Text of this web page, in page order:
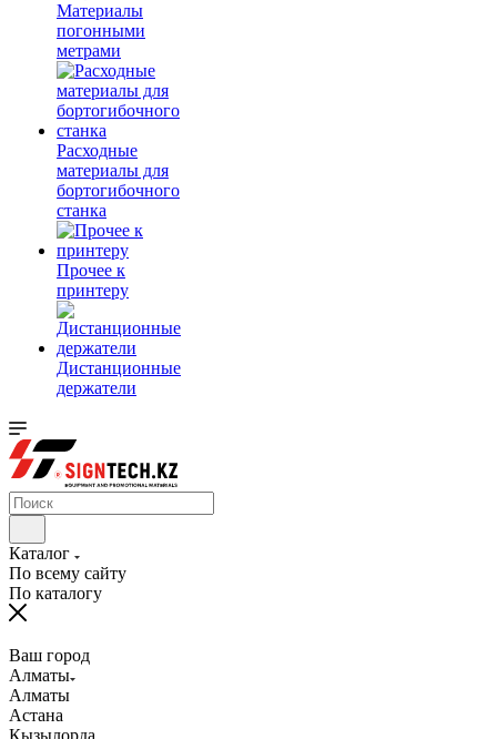
Материалы
погонными
метрами
Расходные
материалы для
бортогибочного
станка
Прочее к
принтеру
Дистанционные
держатели
Каталог
По всему сайту
По каталогу
Ваш город
Алматы
Алматы
Астана
Кызылорда